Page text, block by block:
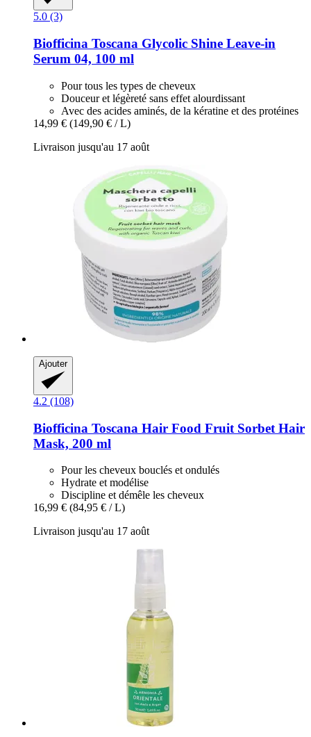
5.0 (3)
Biofficina Toscana Glycolic Shine Leave-​in
Serum 04, 100 ml
Pour tous les types de cheveux
Douceur et légèreté sans effet alourdissant
Avec des acides aminés, de la kératine et des protéines
14,99 € (149,90 € / L)
Livraison jusqu'au 17 août
Ajouter
4.2 (108)
Biofficina Toscana Hair Food Fruit Sorbet Hair
Mask, 200 ml
Pour les cheveux bouclés et ondulés
Hydrate et modélise
Discipline et démêle les cheveux
16,99 € (84,95 € / L)
Livraison jusqu'au 17 août